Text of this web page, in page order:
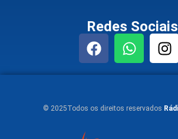
Redes Sociais
© 2025Todos os direitos reservados